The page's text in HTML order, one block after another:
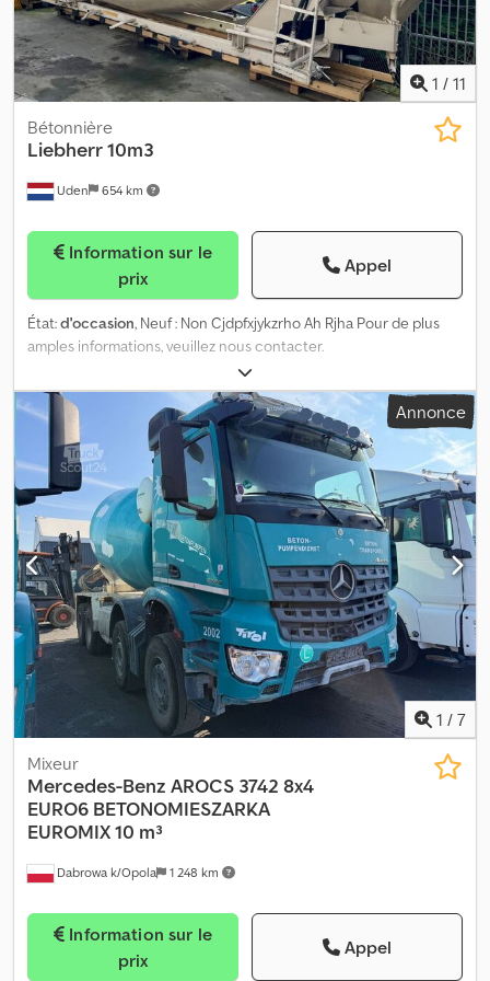
Dimension des pneus: 315/80 R22.5; Suspension: suspension à
lames Poids à vide: 22.185 kg Capacité de charge: 11.815 kg PBV:
34.000 kg
1 / 11
Uden 654 km
Bétonnière
Liebherr10m3
prix
Appel
État:d'occasion, Neuf : Non Cjdpfxjykzrho Ah Rjha Pour de plus
amples informations, veuillez nous contacter.
Annonce
1 / 7
Dabrowa k/Opola 1 248 km
Mixeur
Mercedes-Benz AROCS 3742 8x4
EURO6 BETONOMIESZARKA
EUROMIX 10 m³
prix
Appel